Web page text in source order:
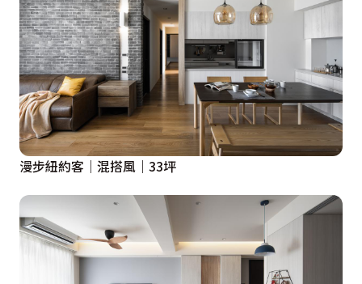
漫步紐約客｜混搭風｜33坪